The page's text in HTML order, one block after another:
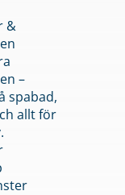
&
–
spabad,
allt för